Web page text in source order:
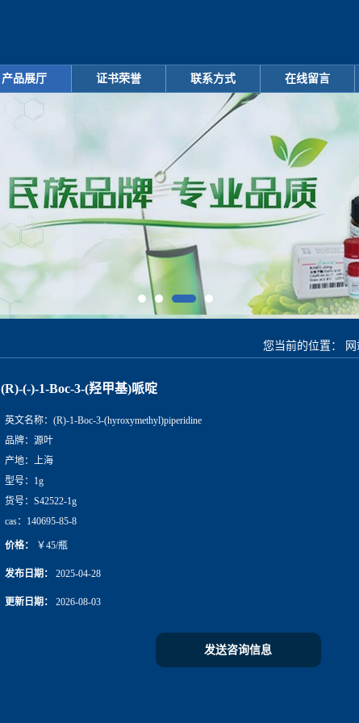
产品展厅 证书荣誉 联系方式 在线留言
您当前的位置：
(R)-(-)-1-Boc-3-(羟甲基)哌啶
英文名称： (R)-1-Boc-3-(hyroxymethyl)piperidine
品牌： 源叶
产地： 上海
型号： 1g
货号： S42522-1g
cas： 140695-85-8
价格： ￥45/瓶
发布日期： 2025-04-28
更新日期： 2026-08-03
发送咨询信息